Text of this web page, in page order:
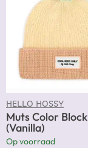
HELLO HOSSY
Muts Color Block
(Vanilla)
Op voorraad